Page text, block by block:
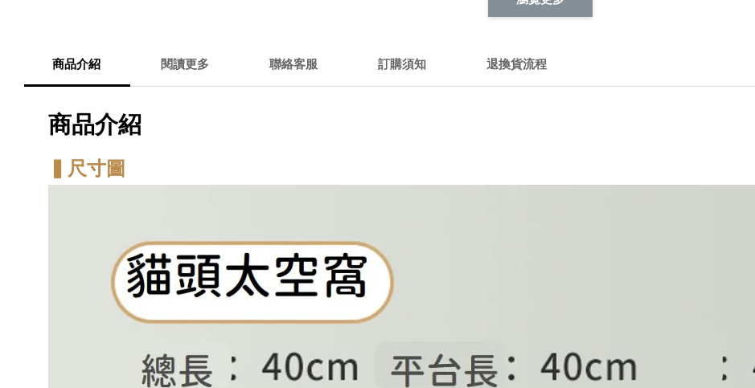
尿除臭 日本專利柿子單
寧 真正薰衣草香調
NT$ 370
- +
加入購物車
商品介紹 閱讀更多 聯絡客服 訂購須知 退換貨流程
商品介紹
▍尺寸圖